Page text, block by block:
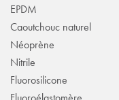
EPDM
Caoutchouc naturel
Néoprène
Nitrile
Fluorosilicone